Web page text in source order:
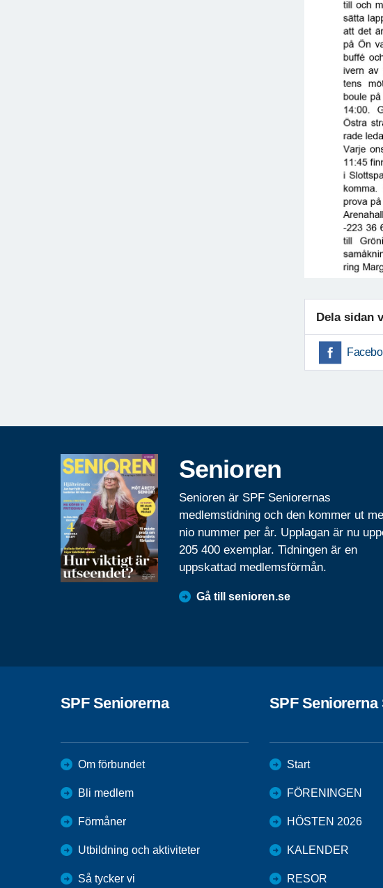
Dela sidan
Senioren
Senioren är SPF Seniorernas
medlemstidning och den kommer ut
nio nummer per år. Upplagan är nu
205 400 exemplar. Tidningen är en
uppskattad medlemsförmån.
Gå till senioren.se
SPF Seniorerna
Om förbundet
Bli medlem
Förmåner
Utbildning och aktiviteter
Så tycker vi
SPF
Start
FÖRENINGEN
HÖSTEN 2026
KALENDER
RESOR